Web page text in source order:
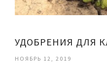
УДОБРЕНИЯ ДЛЯ
НОЯБРЬ 12, 2019